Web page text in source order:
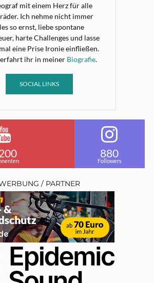
mit einem Herz für alle
Ich nehme nicht immer
so ernst, liebe spontane
harte Challenges und lasse
eine Prise Ironie einfließen.
ihr in meiner Biografie.
SOCIAL LINKS
880
Followers
/ PARTNER